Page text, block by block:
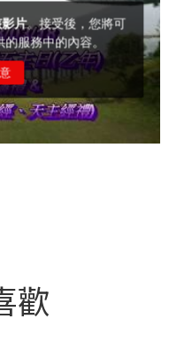
一集：「教 會」—林必能
集：「逾越奧蹟」— 錢玲
你做「四旬期避靜」—【逾
的喜樂
歡